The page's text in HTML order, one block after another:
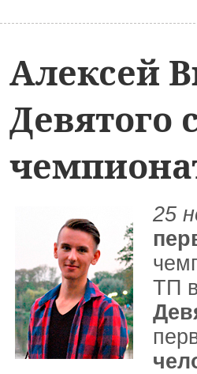
Алексей
Девятого
25
ТП